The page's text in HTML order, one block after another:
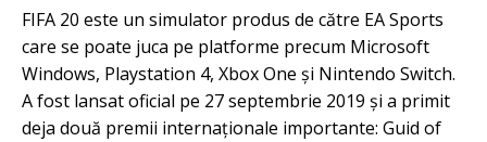
FIFA 20 este un simulator produs de către EA Sports
care se poate juca pe platforme precum Microsoft
Windows, Playstation 4, Xbox One şi Nintendo Switch.
A fost lansat oficial pe 27 septembrie 2019 şi a primit
deja două premii internaţionale importante: Guid of